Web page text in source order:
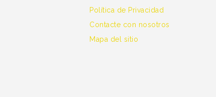
Política de Privacidad
Contacte con nosotros
Mapa del sitio